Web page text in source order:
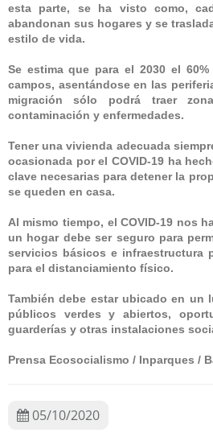
esta parte, se ha visto como,
abandonan sus hogares y se
estilo de vida.
Se estima que para el 2030 el
campos, asentándose en las
migración sólo podrá traer
contaminación y enfermedades.
Tener una vivienda adecuada
ocasionada por el COVID-19 ha
clave necesarias para detener la
se queden en casa.
Al mismo tiempo, el COVID-19 nos
un hogar debe ser seguro para
servicios básicos e infraestructura
para el distanciamiento físico.
También debe estar ubicado en un
públicos verdes y abiertos,
guarderías y otras instalaciones
Prensa Ecosocialismo / Inparques /
05/10/2020